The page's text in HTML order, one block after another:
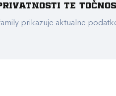
te
prikazuje aktualne